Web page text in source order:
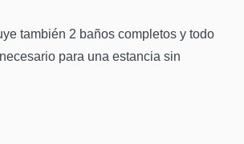
también 2 baños completos y todo
para una estancia sin